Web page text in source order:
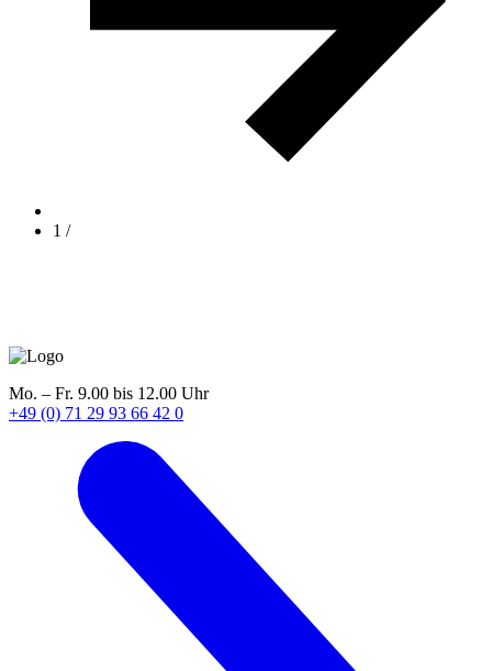
1 /
Mo. – Fr. 9.00 bis 12.00 Uhr
+49 (0) 71 29 93 66 42 0